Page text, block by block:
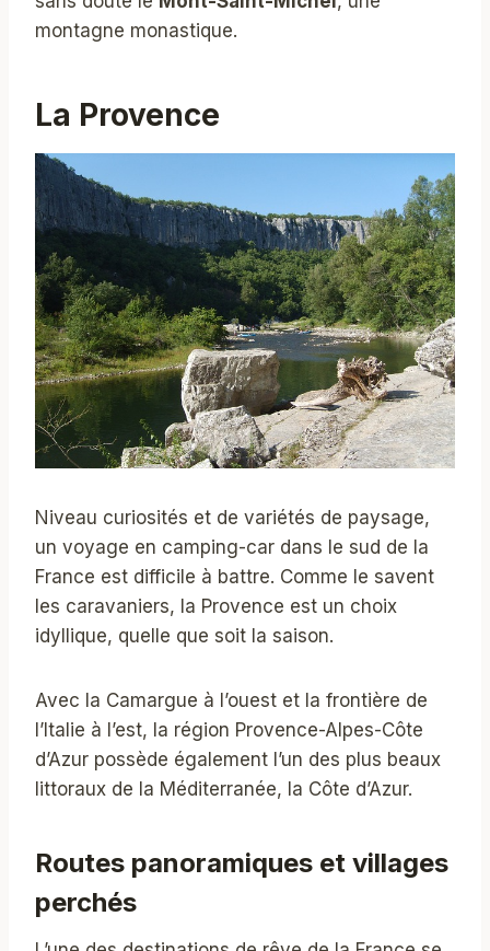
montagne monastique.
La Provence
Niveau curiosités et de variétés de paysage,
un voyage en camping-car dans le sud de la
France est difficile à battre. Comme le savent
les caravaniers, la Provence est un choix
idyllique, quelle que soit la saison.
Avec la Camargue à l’ouest et la frontière de
l’Italie à l’est, la région Provence-Alpes-Côte
d’Azur possède également l’un des plus beaux
littoraux de la Méditerranée, la Côte d’Azur.
Routes panoramiques et villages
perchés